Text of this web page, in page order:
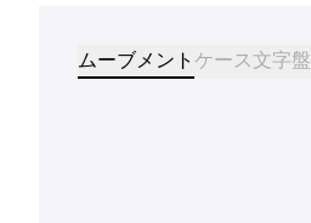
ムーブメント ケース文字盤